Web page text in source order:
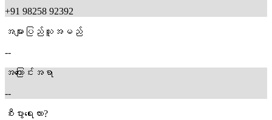
+91 98258 92392
အများပြည်သူအမည်
--
အကြောင်းအရာ
--
စီးပွားရေးလား?